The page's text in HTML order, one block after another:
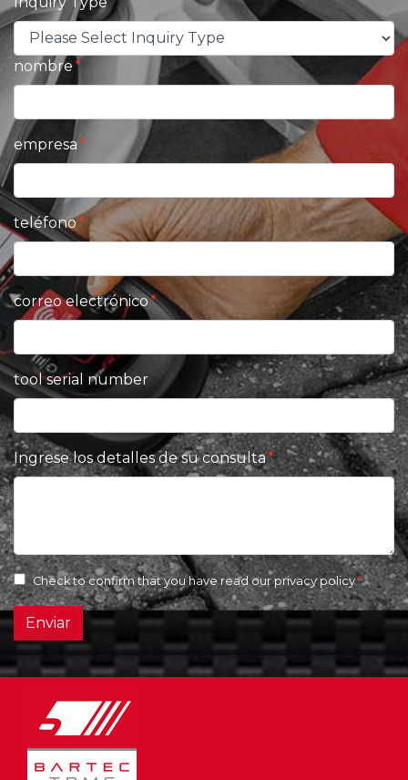
nombre
empresa
teléfono
correo electrónico
tool serial number
Ingrese los detalles de su consulta
Check to confirm that you have read our privacy policy
Enviar